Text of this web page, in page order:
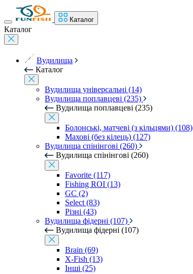
Каталог
Каталог
Вудилища
Каталог
Вудилища універсальні (14)
Вудилища поплавцеві (235)
Вудилища поплавцеві (235)
Болонські, матчеві (з кільцями) (108)
Махові (без кілець) (127)
Вудилища спінінгові (260)
Вудилища спінінгові (260)
Favorite (117)
Fishing ROI (13)
GC (2)
Select (83)
Різні (43)
Вудилища фідерні (107)
Вудилища фідерні (107)
Brain (69)
X-Fish (13)
Інші (25)